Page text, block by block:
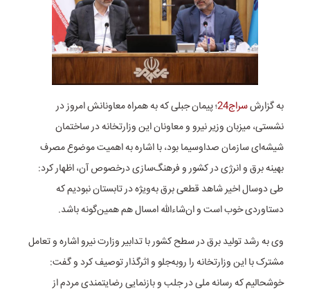
به گزارشسراج24
؛ پیمان جبلی که به همراه معاونانش امروز در
نشستی، میزبان وزیر نیرو و معاونان این وزارتخانه در ساختمان
شیشه‌ای سازمان صداوسیما بود، با اشاره به اهمیت موضوع مصرف
بهینه برق و انرژی در کشور و فرهنگ‌سازی درخصوص آن، اظهار کرد:
طی دوسال اخیر شاهد قطعی برق به‌ویژه در تابستان نبودیم که
دستاوردی خوب است و ان‌شاءالله امسال هم همین‌گونه باشد.
وی به رشد تولید برق در سطح کشور با تدابیر وزارت نیرو اشاره و تعامل
مشترک با این وزارتخانه را روبه‌جلو و اثرگذار توصیف کرد و گفت:
خوشحالیم که رسانه ملی در جلب و بازنمایی رضایتمندی مردم از